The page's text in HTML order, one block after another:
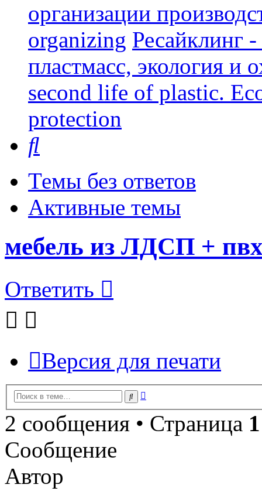
организации
organizing Ресайклинг
пластмасс, экология и
second life of plastic.
protection
Темы без ответов
Активные темы
мебель из ЛДСП +
Ответить
Версия для печати
Поиск
2 сообщения • Страница 1
Сообщение
Автор